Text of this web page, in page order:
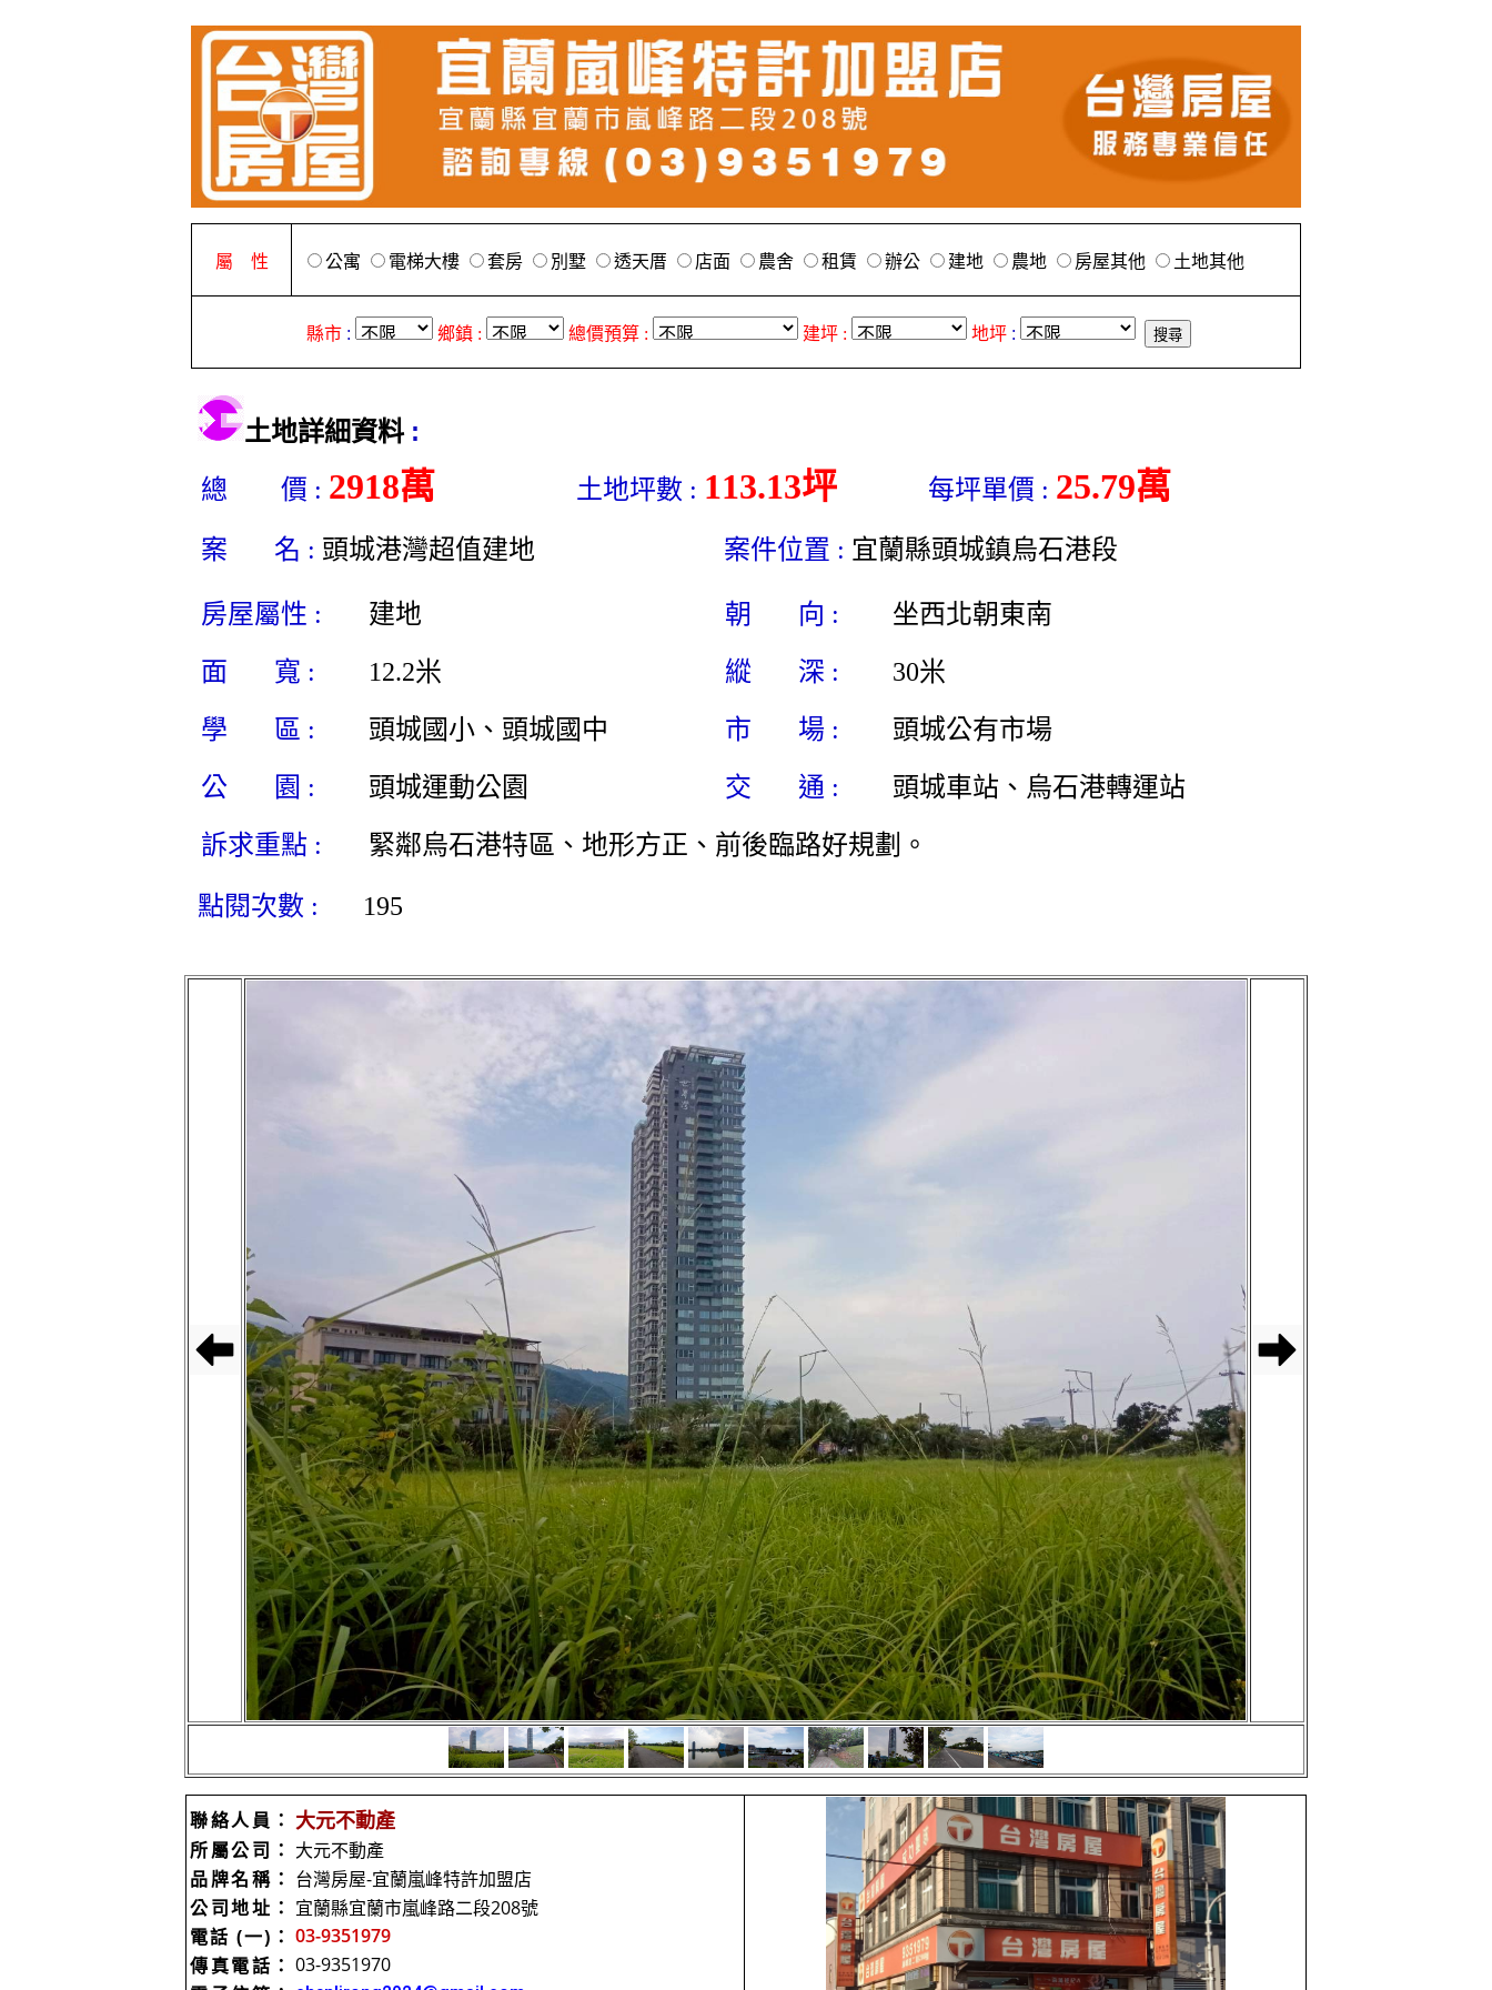
屬 性 公寓 電梯大樓 套房 別墅 透天厝 店面 農舍 租賃 辦公 建地 農地 房屋其他 土地其他
縣市 : 鄉鎮 : 總價預算 : 建坪 : 地坪 :
土地詳細資料 :
總 價 : 2918萬 土地坪數 : 113.13坪 每坪單價 : 25.79萬
案 名 : 頭城港灣超值建地 案件位置 : 宜蘭縣頭城鎮烏石港段
房屋屬性 : 建地 朝 向 :
坐西北朝東南
面 寬 :
12.2米 縱 深 :
30米
學 區 :
頭城國小、頭城國中 市 場 :
頭城公有市場
公 園 :
頭城運動公園 交 通 :
頭城車站、烏石港轉運站
訴求重點 :
緊鄰烏石港特區、地形方正、前後臨路好規劃。
點閱次數 : 195
聯絡人員： 大元不動產
所屬公司： 大元不動產
品牌名稱： 台灣房屋-宜蘭嵐峰特許加盟店
公司地址： 宜蘭縣宜蘭市嵐峰路二段208號
電話 (一)： 03-9351979
傳真電話： 03-9351970